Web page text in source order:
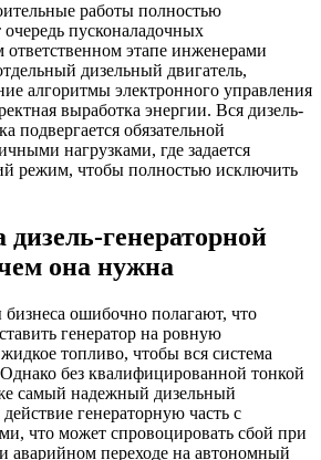
работы полностью
пусконаладочных
этапе инженерами
дизельный двигатель,
алгоритмы электронного управления
выработка энергии. Вся дизель-
подвергается обязательной
нагрузками, где задается
режим, чтобы полностью исключить
генераторной
она нужна
ошибочно полагают, что
генератор на ровную
топливо, чтобы вся система
без квалифицированной тонкой
самый надежный дизельный
генераторную часть с
что может спровоцировать сбой при
аварийном переходе на автономный